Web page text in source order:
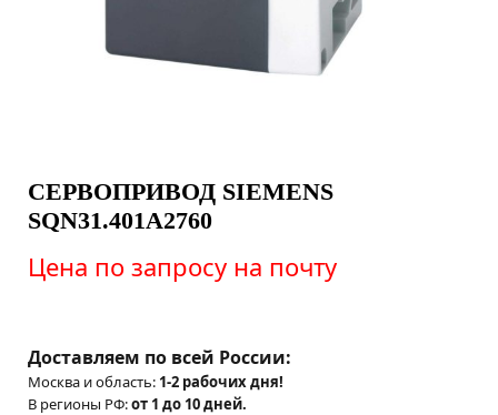
СЕРВОПРИВОД SIEMENS
SQN31.401A2760
Цена по запросу на почту
Доставляем по всей России:
Москва и область: 1-2 рабочих дня!
В регионы РФ:от 1 до 10 дней.